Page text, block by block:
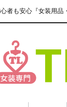
者も安心『女装用品